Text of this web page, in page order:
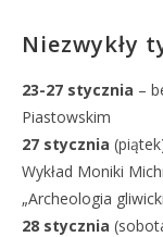
Niezwykły
23-27 stycznia –
Piastowskim
27 stycznia
Wykład Moniki
„Archeologia
28 stycznia